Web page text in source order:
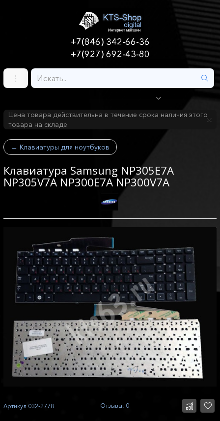
+7(846) 342-66-36
+7(927) 692-43-80
Цена товара действительна в течение срока наличия этого
товара на складе.
← Клавиатуры для ноутбуков
Клавиатура Samsung NP305E7A
NP305V7A NP300E7A NP300V7A
Артикул 032-2778 Отзывы: 0